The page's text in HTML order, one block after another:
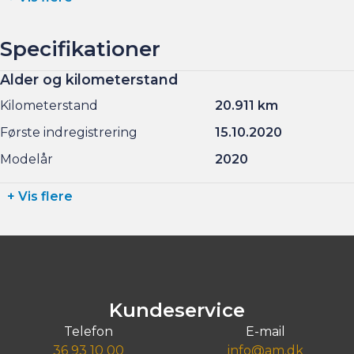
Specifikationer
Alder og kilometerstand
Kilometerstand
20.911 km
Første indregistrering
15.10.2020
Modelår
2020
+ Vis flere
Kundeservice
Telefon
36 93 10 00
E-mail
info@am.dk